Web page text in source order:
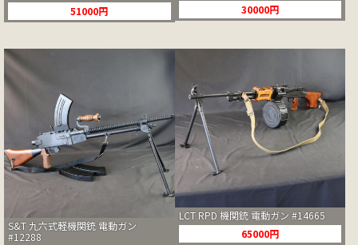
51000円
30000円
S&T 九六式軽機関銃 電動ガン
#12288
LCT RPD 機関銃 電動ガン #14665
65000円